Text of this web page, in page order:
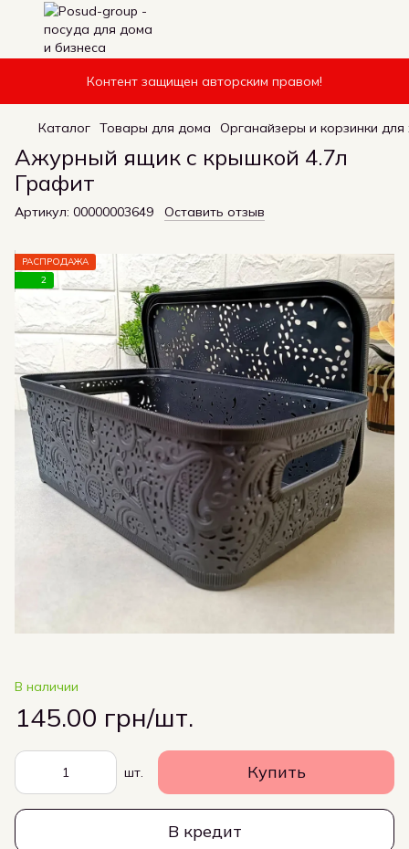
Контент защищен авторским правом!
Каталог Товары для дома Органайзеры и корзинки для
Ажурный ящик с крышкой 4.7л
Графит
Артикул: 00000003649 Оставить отзыв
РАСПРОДАЖА
2
В наличии
145.00 грн/шт.
шт. Купить
В кредит